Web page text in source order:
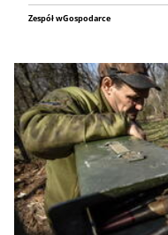
Zespół wGospodarce